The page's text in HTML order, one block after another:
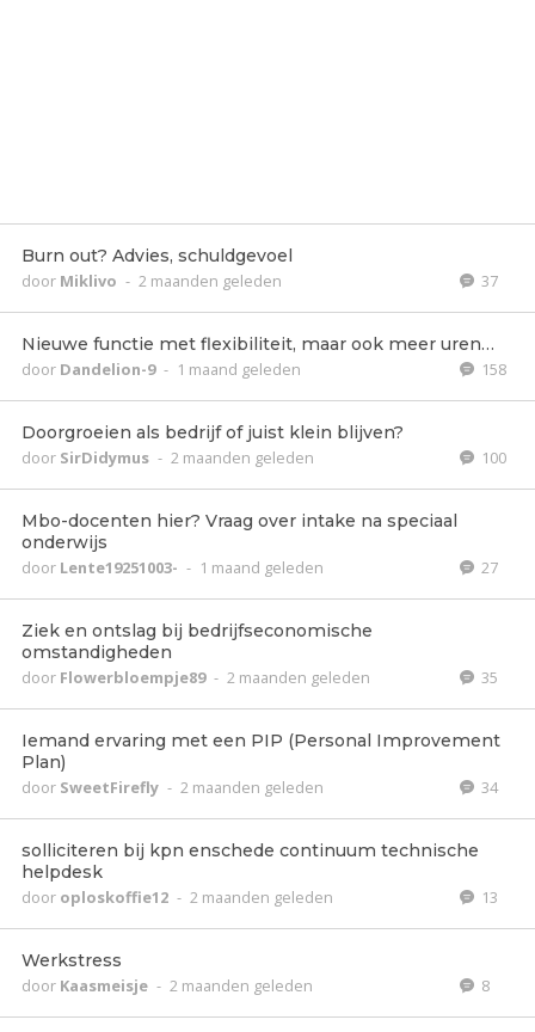
Burn out? Advies, schuldgevoel
door Miklivo - 2 maanden geleden 37
Nieuwe functie met flexibiliteit, maar ook meer uren…
door Dandelion-9 - 1 maand geleden 158
Doorgroeien als bedrijf of juist klein blijven?
door SirDidymus - 2 maanden geleden 100
Mbo-docenten hier? Vraag over intake na speciaal
onderwijs
door Lente19251003- - 1 maand geleden 27
Ziek en ontslag bij bedrijfseconomische
omstandigheden
door Flowerbloempje89 - 2 maanden geleden 35
Iemand ervaring met een PIP (Personal Improvement
Plan)
door SweetFirefly - 2 maanden geleden 34
solliciteren bij kpn enschede continuum technische
helpdesk
door oploskoffie12 - 2 maanden geleden 13
Werkstress
door Kaasmeisje - 2 maanden geleden 8